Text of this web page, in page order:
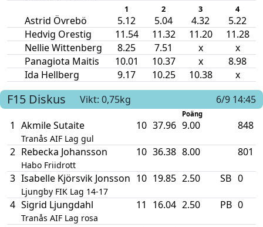
1 2 3 4
Astrid Övrebö 5.12 5.04 4.32
5.22
Hedvig Orestig
11.54 11.32 11.20
11.28
Nellie Wittenberg
8.25 7.51 x
x
Panagiota Maitis
10.01 10.37 x
8.98
Ida Hellberg
9.17 10.25 10.38 x
F15 Diskus Vikt: 0,75kg 6/9 14:45
Poäng
1 Akmile Sutaite
Tranås AIF Lag gul
10 37.96 9.00 848
2 Rebecka Johansson
Habo Friidrott
10 36.38 8.00 801
3 Isabelle Kjörsvik Jonsson
Ljungby FIK Lag 14-17
10 19.85 2.50 SB 0
4 Sigrid Ljungdahl
Tranås AIF Lag rosa
11 16.04 2.50 PB 0